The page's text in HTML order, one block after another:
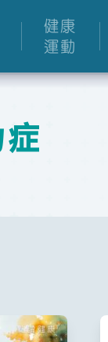
健康
運動